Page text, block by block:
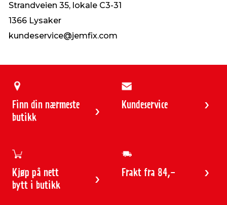
Strandveien 35, lokale C3-31
1366 Lysaker
kundeservice@jemfix.com
Finn din nærmeste
butikk
Kundeservice
Kjøp på nett
bytt i butikk
Frakt fra 84,-